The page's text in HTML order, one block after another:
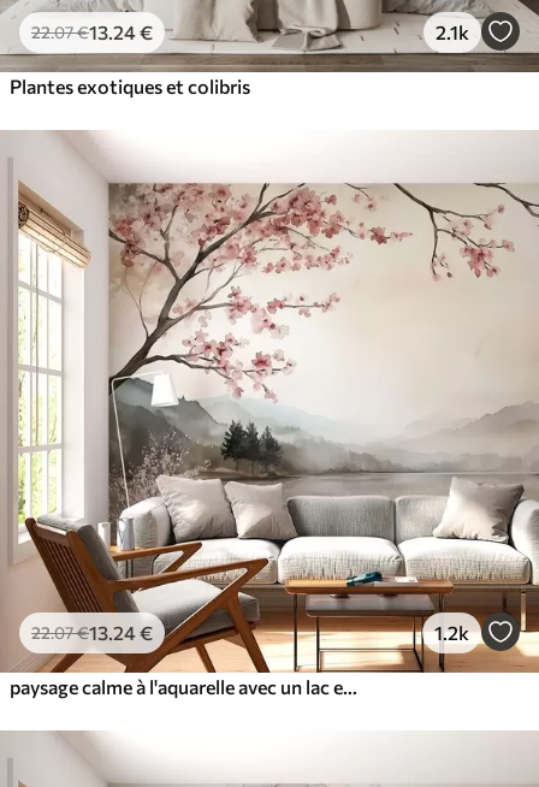
22.07€13 .24€ 2.1k
Plantes exotiques et colibris
22.07€13 .24€ 1.2k